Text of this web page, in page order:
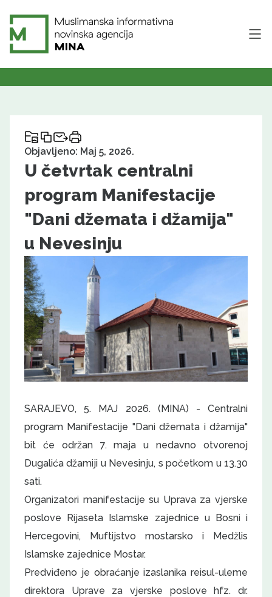
Objavljeno: Maj 5, 2026.
U četvrtak centralni
program Manifestacije
"Dani džemata i džamija"
u Nevesinju
SARAJEVO, 5. MAJ 2026. (MINA) - Centralni
program Manifestacije "Dani džemata i džamija"
bit će održan 7. maja u nedavno otvorenoj
Dugalića džamiji u Nevesinju, s početkom u 13.30
sati.
Organizatori manifestacije su Uprava za vjerske
poslove Rijaseta Islamske zajednice u Bosni i
Hercegovini, Muftijstvo mostarsko i Medžlis
Islamske zajednice Mostar.
Predviđeno je obraćanje izaslanika reisul-uleme
direktora Uprave za vjerske poslove hfz. dr.